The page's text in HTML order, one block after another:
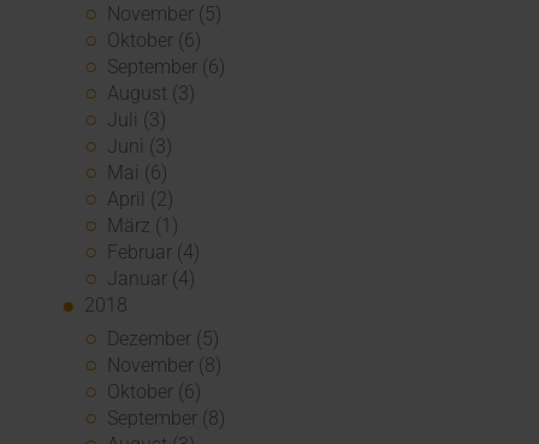
November (5)
Oktober (6)
September (6)
August (3)
Juli (3)
Juni (3)
Mai (6)
April (2)
März (1)
Februar (4)
Januar (4)
2018
Dezember (5)
November (8)
Oktober (6)
September (8)